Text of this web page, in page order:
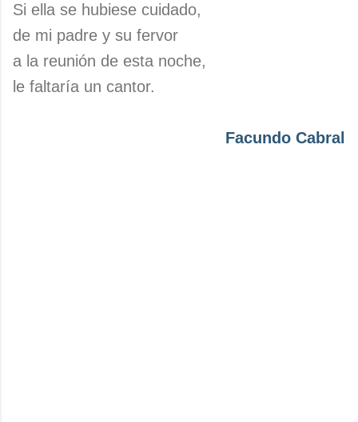
Si ella se hubiese cuidado,
de mi padre y su fervor
a la reunión de esta noche,
le faltaría un cantor.
Facundo Cabral